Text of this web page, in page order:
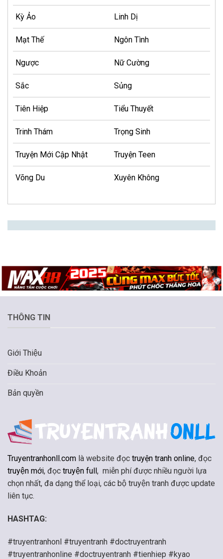
Kỳ Ảo Linh Dị
Mạt Thế Ngôn Tình
Ngược Nữ Cường
Sắc Sủng
Tiên Hiệp Tiểu Thuyết
Trinh Thám Trọng Sinh
Truyện Mới Cập Nhật Truyện Teen
Võng Du Xuyên Không
THÔNG TIN
Giới Thiệu
Điều Khoản
Bản quyền
Truyentranhonll.com là website đọc truyện tranh online, đọc
truyện mới, đọc truyện full , miễn phí được nhiều người lựa
chọn nhất, đa dạng thể loại, các bộ truyện tranh được update
liên tục.
HASHTAG:
#truyentranhonl #truyentranh #doctruyentranh
#truyentranhonline #doctruyentranh #tienhiep #kyao